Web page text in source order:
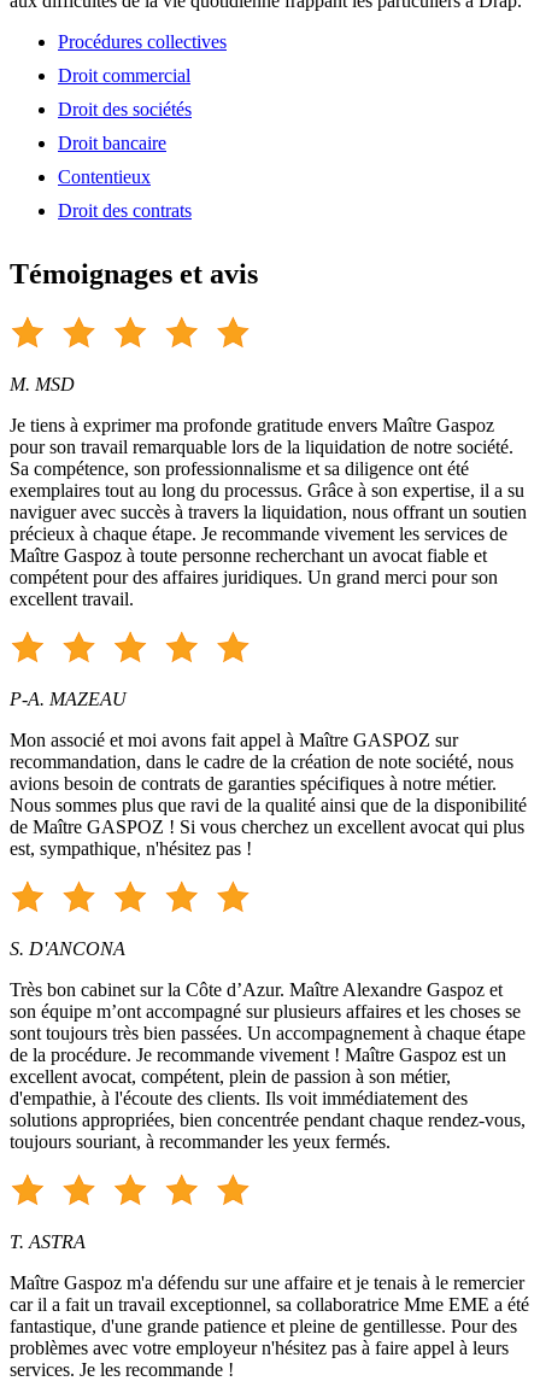
Procédures collectives
Droit commercial
Droit des sociétés
Droit bancaire
Contentieux
Droit des contrats
Témoignages et avis
M. MSD
Je tiens à exprimer ma profonde gratitude envers Maître Gaspoz
pour son travail remarquable lors de la liquidation de notre société.
Sa compétence, son professionnalisme et sa diligence ont été
exemplaires tout au long du processus. Grâce à son expertise, il a su
naviguer avec succès à travers la liquidation, nous offrant un soutien
précieux à chaque étape. Je recommande vivement les services de
Maître Gaspoz à toute personne recherchant un avocat fiable et
compétent pour des affaires juridiques. Un grand merci pour son
excellent travail.
P-A. MAZEAU
Mon associé et moi avons fait appel à Maître GASPOZ sur
recommandation, dans le cadre de la création de note société, nous
avions besoin de contrats de garanties spécifiques à notre métier.
Nous sommes plus que ravi de la qualité ainsi que de la disponibilité
de Maître GASPOZ ! Si vous cherchez un excellent avocat qui plus
est, sympathique, n'hésitez pas !
S. D'ANCONA
Très bon cabinet sur la Côte d’Azur. Maître Alexandre Gaspoz et
son équipe m’ont accompagné sur plusieurs affaires et les choses se
sont toujours très bien passées. Un accompagnement à chaque étape
de la procédure. Je recommande vivement ! Maître Gaspoz est un
excellent avocat, compétent, plein de passion à son métier,
d'empathie, à l'écoute des clients. Ils voit immédiatement des
solutions appropriées, bien concentrée pendant chaque rendez-vous,
toujours souriant, à recommander les yeux fermés.
T. ASTRA
Maître Gaspoz m'a défendu sur une affaire et je tenais à le remercier
car il a fait un travail exceptionnel, sa collaboratrice Mme EME a été
fantastique, d'une grande patience et pleine de gentillesse. Pour des
problèmes avec votre employeur n'hésitez pas à faire appel à leurs
services. Je les recommande !